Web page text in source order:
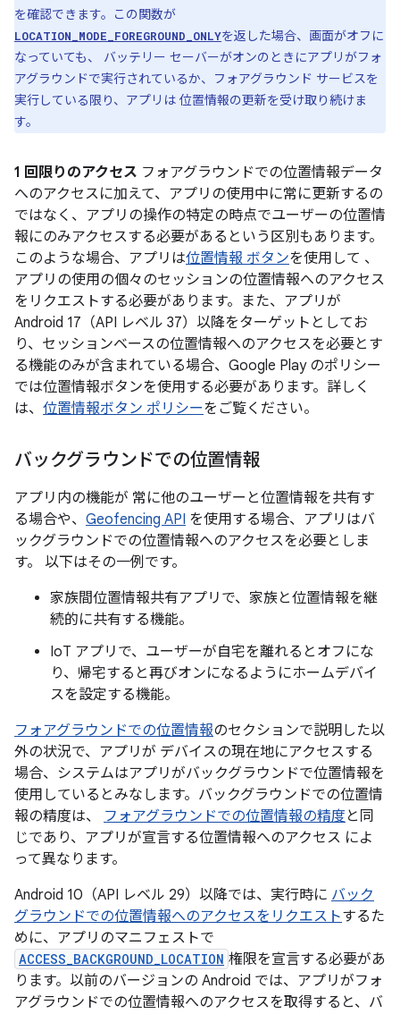
を確認できます。この関数が
LOCATION_MODE_FOREGROUND_ONLYを返した場合、画面がオフに
なっていても、 バッテリー セーバーがオンのときにアプリがフォ
アグラウンドで実行されているか、フォアグラウンド サービスを
実行している限り、アプリは 位置情報の更新を受け取り続けま
す。
1 回限りのアクセス フォアグラウンドでの位置情報データ
へのアクセスに加えて、アプリの使用中に常に更新するの
ではなく、アプリの操作の特定の時点でユーザーの位置情
報にのみアクセスする必要があるという区別もあります。
このような場合、アプリは位置情報 ボタンを使用して 、
アプリの使用の個々のセッションの位置情報へのアクセス
をリクエストする必要があります。また、アプリが
Android 17（API レベル 37）以降をターゲットとしてお
り、セッションベースの位置情報へのアクセスを必要とす
る機能のみが含まれている場合、Google Play のポリシー
では位置情報ボタンを使用する必要があります。詳しく
は、 位置情報ボタン ポリシーをご覧ください。
バックグラウンドでの位置情報
アプリ内の機能が 常に他のユーザーと位置情報を共有す
る場合や、 Geofencing API を使用する場合、アプリはバ
ックグラウンドでの位置情報へのアクセスを必要としま
す。 以下はその一例です。
家族間位置情報共有アプリで、家族と位置情報を継
続的に共有する機能。
IoT アプリで、ユーザーが自宅を離れるとオフにな
り、帰宅すると再びオンになるようにホームデバイ
スを設定する機能。
フォアグラウンドでの位置情報のセクションで説明した以
外の状況で、アプリが デバイスの現在地にアクセスする
場合、システムはアプリがバックグラウンドで位置情報を
使用しているとみなします。バックグラウンドでの位置情
報の精度は、 フォアグラウンドでの位置情報の精度 と同
じであり、アプリが宣言する位置情報へのアクセス によ
って異なります。
Android 10（API レベル 29）以降では、実行時に バック
グラウンドでの位置情報へのアクセスをリクエストするた
めに、アプリのマニフェストで
ACCESS_BACKGROUND_LOCATION 権限を宣言する必要があ
ります。以前のバージョンの Android では、アプリがフォ
アグラウンドでの位置情報へのアクセスを取得すると、バ